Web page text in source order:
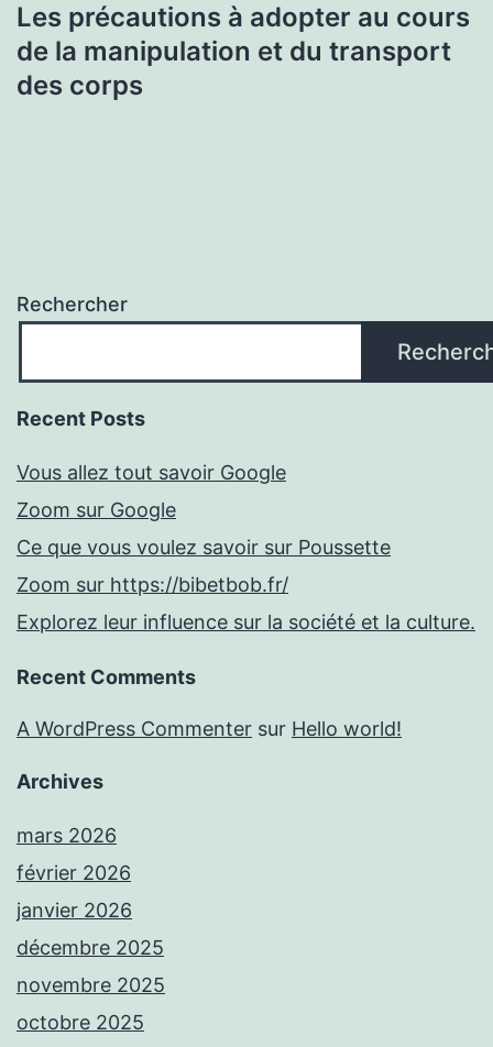
Les précautions à adopter au cours
de la manipulation et du transport
des corps
Rechercher
Recent Posts
Vous allez tout savoir Google
Zoom sur Google
Ce que vous voulez savoir sur Poussette
Zoom sur https://bibetbob.fr/
Explorez leur influence sur la société et la culture.
Recent Comments
A WordPress Commenter sur Hello world!
Archives
mars 2026
février 2026
janvier 2026
décembre 2025
novembre 2025
octobre 2025